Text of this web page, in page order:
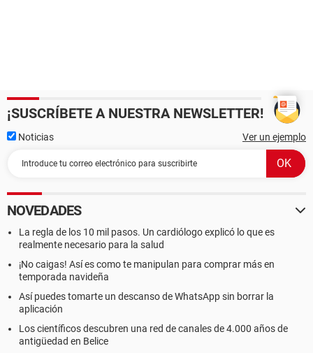
¡SUSCRÍBETE A NUESTRA NEWSLETTER!
Noticias Ver un ejemplo
NOVEDADES
La regla de los 10 mil pasos. Un cardiólogo explicó lo que es
realmente necesario para la salud
¡No caigas! Así es como te manipulan para comprar más en
temporada navideña
Así puedes tomarte un descanso de WhatsApp sin borrar la
aplicación
Los científicos descubren una red de canales de 4.000 años de
antigüedad en Belice